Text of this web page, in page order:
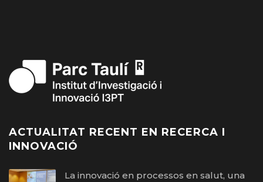
ACTUALITAT RECENT EN RECERCA I
INNOVACIÓ
La innovació en processos en salut, una